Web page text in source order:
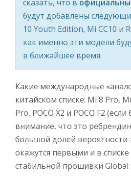
сказать, что в
будут добавлены
10 Youth Edition, Mi CC10 и
как именно эти модели
в ближайшее время.
Какие международные
китайском списке: Mi 8 Pro,
Pro, POCO X2 и POCO F2
внимание, что это
большой долей вероятности
окажутся первыми и в
стабильной прошивки Global